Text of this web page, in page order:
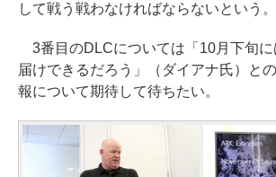
して戦う戦わなければならないという。
3番目のDLCについては「10月下旬に
届けできるだろう」（ダイアナ氏）と
報について期待して待ちたい。